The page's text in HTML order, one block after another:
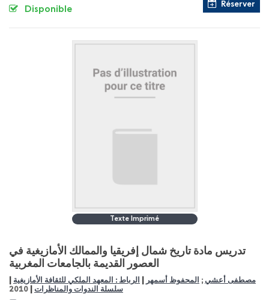
Réserver
Disponible
Texte Imprimé
تدريس مادة تاريخ شمال إفريقيا والممالك الأمازيغية في
العصور القديمة بالجامعات المغربية
مصطفى أعشي ; المحفوظ أسمهر الرباط : المعهد الملكي للثقافة الأمازيغية
سلسلة الندوات والمناظرات 2010